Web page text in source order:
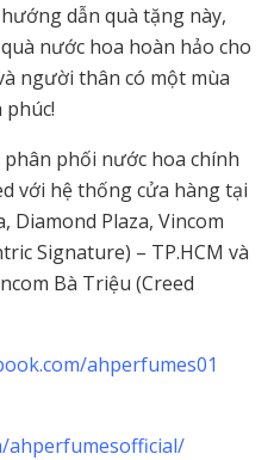
dẫn quà tặng này,
nước hoa hoàn hảo cho
người thân có một mùa
phúc!
phối nước hoa chính
với hệ thống cửa hàng tại
Diamond Plaza, Vincom
Signature) – TP.HCM và
Bà Triệu (Creed
ahperfumes01
ahperfumesofficial/